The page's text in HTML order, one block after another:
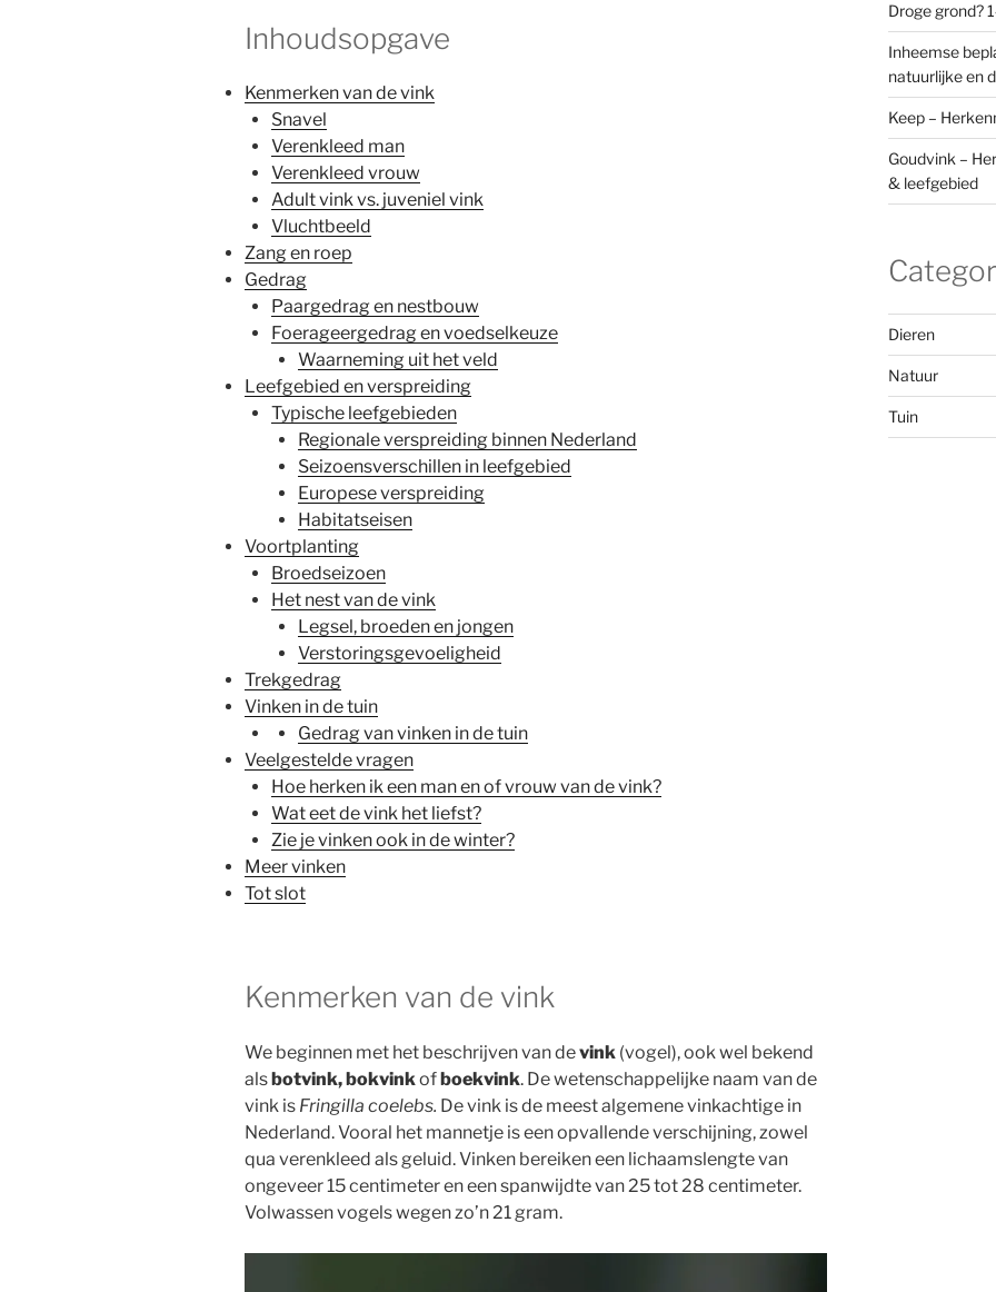
Inhoudsopgave
Kenmerken van de vink
Snavel
Verenkleed man
Verenkleed vrouw
Adult vink vs. juveniel vink
Vluchtbeeld
Zang en roep
Gedrag
Paargedrag en nestbouw
Foerageergedrag en voedselkeuze
Waarneming uit het veld
Leefgebied en verspreiding
Typische leefgebieden
Regionale verspreiding binnen Nederland
Seizoensverschillen in leefgebied
Europese verspreiding
Habitatseisen
Voortplanting
Broedseizoen
Het nest van de vink
Legsel, broeden en jongen
Verstoringsgevoeligheid
Trekgedrag
Vinken in de tuin
Gedrag van vinken in de tuin
Veelgestelde vragen
Hoe herken ik een man en of vrouw van de vink?
Wat eet de vink het liefst?
Zie je vinken ook in de winter?
Meer vinken
Tot slot
Kenmerken van de vink
We beginnen met het beschrijven van devink (vogel), ook wel bekend
alsbotvink, bokvinkofboekvink. De wetenschappelijke naam van de
vink is Fringilla coelebs. De vink is de meest algemene vinkachtige in
Nederland. Vooral het mannetje is een opvallende verschijning, zowel
qua verenkleed als geluid. Vinken bereiken een lichaamslengte van
ongeveer 15 centimeter en een spanwijdte van 25 tot 28 centimeter.
Volwassen vogels wegen zo’n 21 gram.
Droge grond?
Inheemse
natuurlijke en
Keep –
Goudvink –
& leefgebied
Dieren
Natuur
Tuin